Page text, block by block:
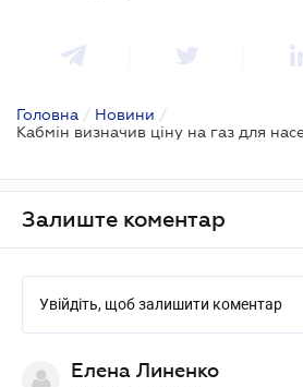
Головна / Новини /
Залиште коментар
Увійдіть, щоб залишити коментар
Елена Линенко